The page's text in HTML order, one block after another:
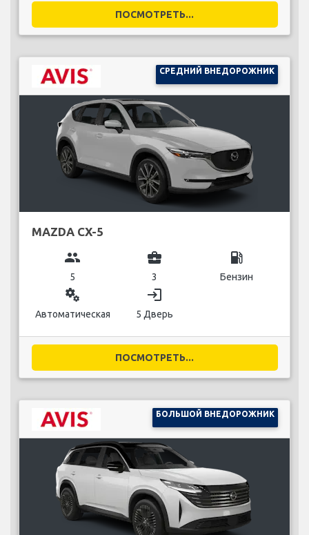
ПОСМОТРЕТЬ...
СРЕДНИЙ ВНЕДОРОЖНИК
MAZDA CX-5
group
5
business_center
3
local_gas_station
Бензин
miscellaneous_services
Автоматическая
login
5 Дверь
ПОСМОТРЕТЬ...
БОЛЬШОЙ ВНЕДОРОЖНИК